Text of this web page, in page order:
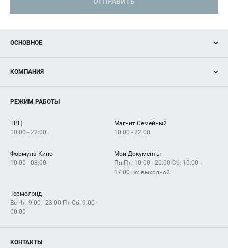
ОСНОВНОЕ
Новости
Магазины
Услуги
КОМПАНИЯ
Рекламодателям
Как добраться
РЕЖИМ РАБОТЫ
ТРЦ
10:00 - 22:00
Магнит Семейный
10:00 - 22:00
Формула Кино
10:00 - 03:00
Мои Документы
Пн-Пт: 10:00 - 20:00 Сб: 10:00 -
17:00 Вс: выходной
Термолэнд
Вс-Чт: 9:00 - 23:00 Пт-Сб: 9:00 -
00:00
КОНТАКТЫ